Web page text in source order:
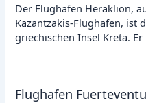
Der Flughafen Heraklion,
Kazantzakis-Flughafen, ist
griechischen Insel Kreta.
Flughafen